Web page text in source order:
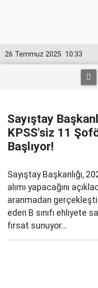
10:33
26 Temmuz 2025
Sayıştay
KPSS'siz 11
Başlıyor!
Sayıştay Başkanlığı,
alımı yapacağını
aranmadan
eden B sınıfı ehliyete
fırsat sunuyor...